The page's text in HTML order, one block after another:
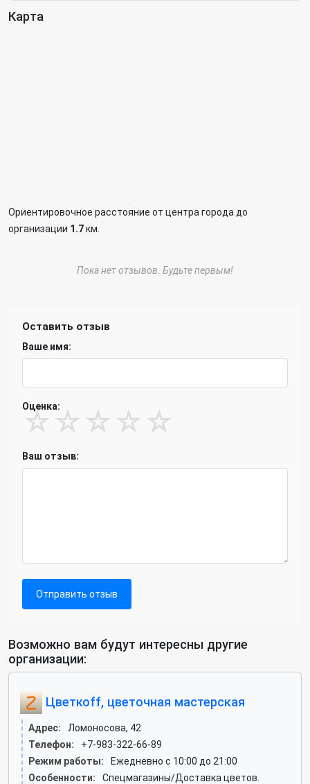
Карта
Ориентировочное расстояние от центра города до
организации 1.7км.
Пока нет отзывов. Будьте первым!
Оставить отзыв
Ваше имя:
Оценка:
☆ ☆ ☆ ☆ ☆
Ваш отзыв:
Отправить отзыв
Возможно вам будут интересны другие
организации:
Цветкоff, цветочная мастерская
Адрес:
Ломоносова, 42
Телефон:
+7-983-322-66-89
Режим работы:
Ежедневно с 10:00 до 21:00
Особенности:
Спецмагазины/Доставка цветов.